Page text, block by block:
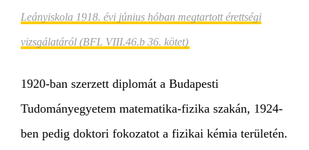
Leányiskola 1918. évi június hóban megtartott érettségi
vizsgálatáról (BFL VIII.46.b 36. kötet)
1920-ban szerzett diplomát a Budapesti
Tudományegyetem matematika-fizika szakán, 1924-
ben pedig doktori fokozatot a fizikai kémia területén.